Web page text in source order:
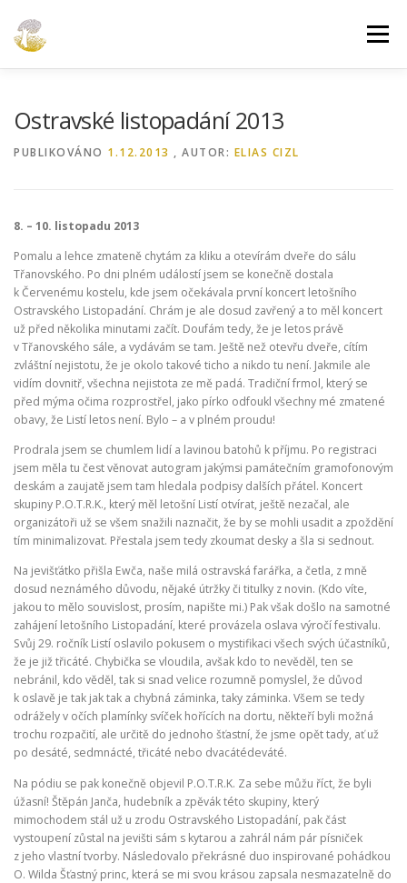
obsah
Menu
Ostravské listopadání 2013
PUBLIKOVÁNO 1.12.2013 , AUTOR: ELIAS CIZL
8. – 10. listopadu 2013
Pomalu a lehce zmateně chytám za kliku a otevírám dveře do sálu
Třanovského. Po dni plném událostí jsem se konečně dostala
k Červenému kostelu, kde jsem očekávala první koncert letošního
Ostravského Listopadání. Chrám je ale dosud zavřený a to měl koncert
už před několika minutami začít. Doufám tedy, že je letos právě
v Třanovského sále, a vydávám se tam. Ještě než otevřu dveře, cítím
zvláštní nejistotu, že je okolo takové ticho a nikdo tu není. Jakmile ale
vidím dovnitř, všechna nejistota ze mě padá. Tradiční frmol, který se
před mýma očima rozprostřel, jako pírko odfoukl všechny mé zmatené
obavy, že Listí letos není. Bylo – a v plném proudu!
Prodrala jsem se chumlem lidí a lavinou batohů k příjmu. Po registraci
jsem měla tu čest věnovat autogram jakýmsi památečním gramofonovým
deskám a zaujatě jsem tam hledala podpisy dalších přátel. Koncert
skupiny P.O.T.R.K., který měl letošní Listí otvírat, ještě nezačal, ale
organizátoři už se všem snažili naznačit, že by se mohli usadit a zpoždění
tím minimalizovat. Přestala jsem tedy zkoumat desky a šla si sednout.
Na jevišťátko přišla Ewča, naše milá ostravská farářka, a četla, z mně
dosud neznámého důvodu, nějaké útržky či titulky z novin. (Kdo víte,
jakou to mělo souvislost, prosím, napište mi.) Pak však došlo na samotné
zahájení letošního Listopadání, které provázela oslava výročí festivalu.
Svůj 29. ročník Listí oslavilo pokusem o mystifikaci všech svých účastníků,
že je již třicáté. Chybička se vloudila, avšak kdo to nevěděl, ten se
nebránil, kdo věděl, tak si snad velice rozumně pomyslel, že důvod
k oslavě je tak jak tak a chybná záminka, taky záminka. Všem se tedy
odrážely v očích plamínky svíček hořících na dortu, někteří byli možná
trochu rozpačití, ale určitě do jednoho šťastní, že jsme opět tady, ať už
po desáté, sedmnácté, třicáté nebo dvacátédeváté.
Na pódiu se pak konečně objevil P.O.T.R.K. Za sebe můžu říct, že byli
úžasní! Štěpán Janča, hudebník a zpěvák této skupiny, který
mimochodem stál už u zrodu Ostravského Listopadání, pak část
vystoupení zůstal na jevišti sám s kytarou a zahrál nám pár písniček
z jeho vlastní tvorby. Následovalo překrásné duo inspirované pohádkou
O. Wilda Šťastný princ, která se mi svou krásou zapsala nesmazatelně do